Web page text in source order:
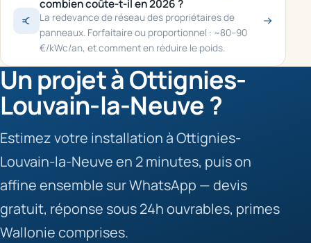
combien coûte-t-il en 2026 ?
La redevance de réseau des propriétaires de
panneaux. Forfaitaire ou proportionnel : ~80–90
€/kWc/an, et comment en réduire le poids.
Un projet à Ottignies-
Louvain-la-Neuve ?
Estimez votre installation à Ottignies-
Louvain-la-Neuve en 2 minutes, puis on
affine ensemble sur WhatsApp — devis
gratuit, réponse sous 24h ouvrables, primes
Wallonie comprises.